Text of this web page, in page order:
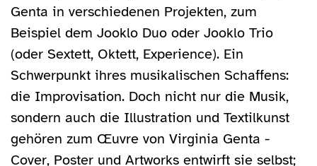
Genta in verschiedenen Projekten, zum
Beispiel dem Jooklo Duo oder Jooklo Trio
(oder Sextett, Oktett, Experience). Ein
Schwerpunkt ihres musikalischen Schaffens:
die Improvisation. Doch nicht nur die Musik,
sondern auch die Illustration und Textilkunst
gehören zum Œuvre von Virginia Genta -
Cover, Poster und Artworks entwirft sie selbst;